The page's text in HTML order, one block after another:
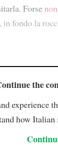
Forse
, in fondo la
the
experience
how Italian